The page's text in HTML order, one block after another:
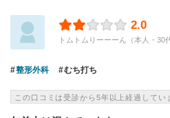
2.0
トムトムりーーーん（本人・30
整形外科 むち打ち
この口コミは受診から5年以上経過してい